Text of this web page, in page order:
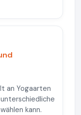
an Yogaarten
kann.